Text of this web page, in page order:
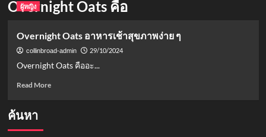
Overnight Oats คือ
ผู้หญิง
Overnight Oats อาหารเช้าสุขภาพง่าย ๆ
collinbroad-admin 29/10/2024
Overnight Oats คืออะ...
Read MoreRead
ค้นหา